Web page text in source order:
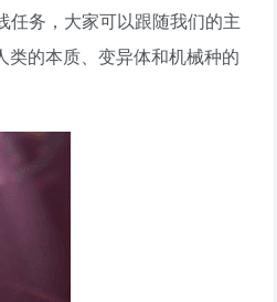
任务，大家可以跟随我们的主
的本质、变异体和机械种的